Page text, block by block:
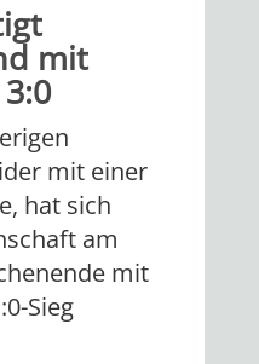
mit
mit einer
hat sich
am
mit
Sieg